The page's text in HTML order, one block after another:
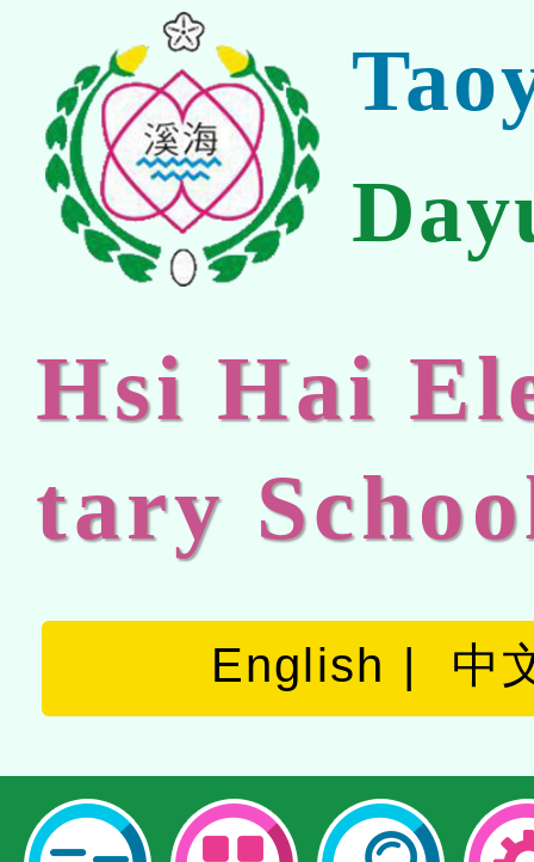
Hsi Hai
tary
English 中